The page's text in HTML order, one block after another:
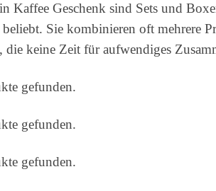
Kaffee Geschenk sind Sets und
beliebt. Sie kombinieren oft mehrere
die keine Zeit für aufwendiges
gefunden.
gefunden.
gefunden.